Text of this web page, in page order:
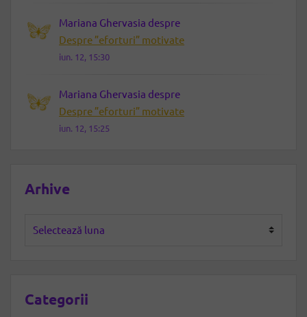
Mariana Ghervasia despre
Despre ”eforturi” motivate
iun. 12, 15:30
Mariana Ghervasia despre
Despre ”eforturi” motivate
iun. 12, 15:25
Arhive
Categorii